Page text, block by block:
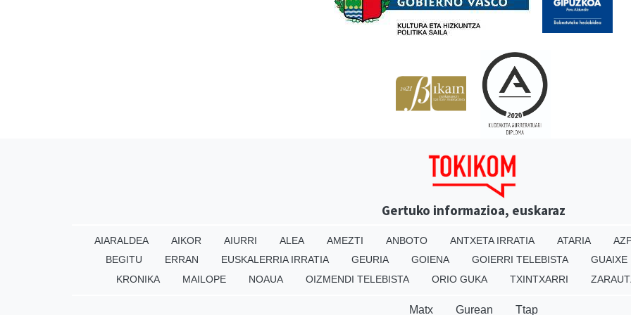
Gertuko informazioa, euskaraz
AIARALDEA AIKOR AIURRI ALEA AMEZTI ANBOTO ANTXETA IRRATIA ATARIA
BEGITU
ERRAN EUSKALERRIA IRRATIA GEURIA GOIENA GOIERRI TELEBISTA
GUAIXE
KRONIKA
MAILOPE NOAUA OIZMENDI TELEBISTA ORIO GUKA TXINTXARRI
Matx Gurean Ttap